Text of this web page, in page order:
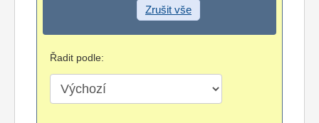
Zrušit vše
Řadit podle: